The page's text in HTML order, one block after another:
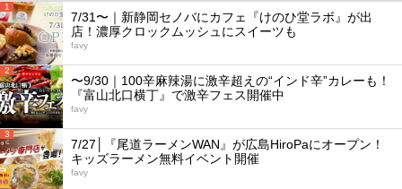
1
7/31〜｜新静岡セノバにカフェ『けのひ堂ラボ』が出
店！濃厚クロックムッシュにスイーツも
favy
2
〜9/30｜100辛麻辣湯に激辛超えの“インド辛”カレーも！
『富山北口横丁』で激辛フェス開催中
favy
3
7/27│『尾道ラーメンWAN』が広島HiroPaにオープン！
キッズラーメン無料イベント開催
favy